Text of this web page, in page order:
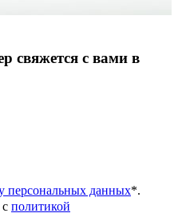
свяжется с вами в
персональных данных*.
политикой